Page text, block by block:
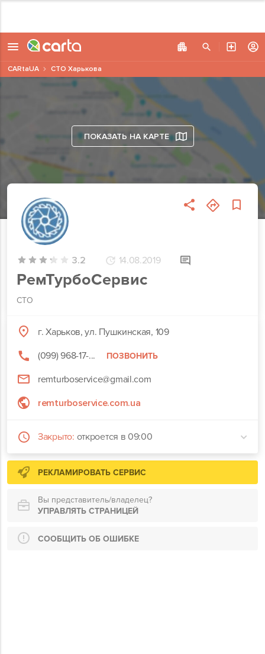
ПОКАЗАТЬ НА КАРТЕ
3.2 14.08.2019
РемТурбоСервис
СТО
г. Харьков, ул. Пушкинская, 109
(099) 968-17-...
ПОЗВОНИТЬ
remturboservice@gmail.com
remturboservice.com.ua
Закрыто: откроется в 09:00
РЕКЛАМИРОВАТЬ СЕРВИС
Вы представитель/владелец?
УПРАВЛЯТЬ СТРАНИЦЕЙ
СООБЩИТЬ ОБ ОШИБКЕ
CARtaUA СТО Харькова